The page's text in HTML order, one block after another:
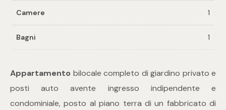
Camere 1
Bagni 1
Appartamento bilocale completo di giardino privato e
posti auto avente ingresso indipendente e
condominiale, posto al piano terra di un fabbricato di
Residenziali
Commerciali
Industriali
Terreni